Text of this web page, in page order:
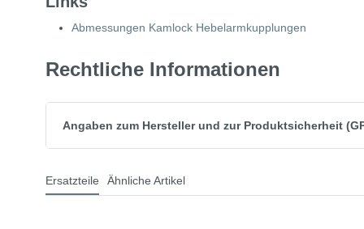
Abmessungen Kamlock Hebelarmkupplungen
Rechtliche Informationen
Angaben zum Hersteller und zur Produktsicherheit
Ersatzteile Ähnliche Artikel